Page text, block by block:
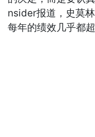
nsider报道，史莫
每年的绩效几乎都